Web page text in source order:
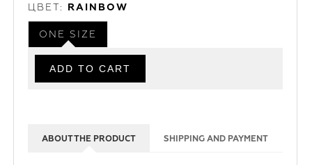
ЦВЕТ: RAINBOW
ONE SIZE
ABOUT THE PRODUCT SHIPPING AND PAYMENT